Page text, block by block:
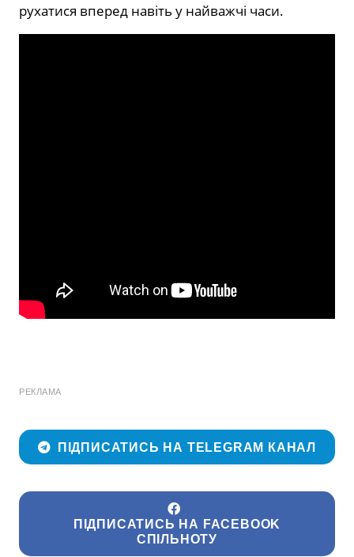
рухатися вперед навіть у найважчі часи.
РЕКЛАМА
ПІДПИСАТИСЬ НА TELEGRAM КАНАЛ
ПІДПИСАТИСЬ НА FACEBOOK
СПІЛЬНОТУ